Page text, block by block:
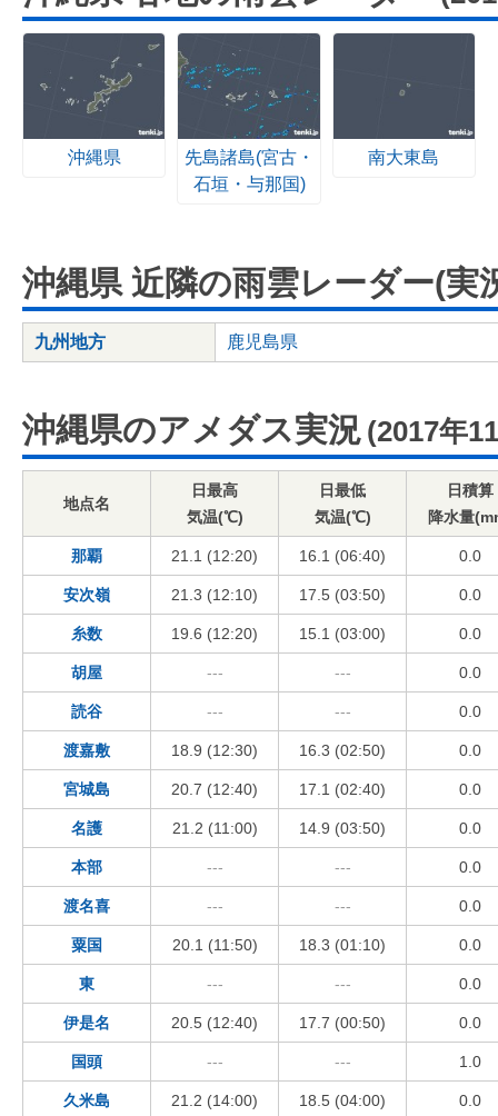
沖縄県
先島諸島(宮古・
石垣・与那国)
南大東島
沖縄県 近隣の雨雲レーダー(実
九州地方 鹿児島県
沖縄県のアメダス実況 (2017年
地点名
日最高
気温(℃)
日最低
気温(℃)
日積算
降水量
那覇 21.1 (12:20) 16.1 (06:40) 0.0
安次嶺 21.3 (12:10) 17.5 (03:50) 0.0
糸数 19.6 (12:20) 15.1 (03:00) 0.0
胡屋 --- --- 0.0
読谷 --- --- 0.0
渡嘉敷 18.9 (12:30) 16.3 (02:50) 0.0
宮城島 20.7 (12:40) 17.1 (02:40) 0.0
名護 21.2 (11:00) 14.9 (03:50) 0.0
本部 --- --- 0.0
渡名喜 --- --- 0.0
粟国 20.1 (11:50) 18.3 (01:10) 0.0
東 --- --- 0.0
伊是名 20.5 (12:40) 17.7 (00:50) 0.0
国頭 --- --- 1.0
久米島 21.2 (14:00) 18.5 (04:00) 0.0